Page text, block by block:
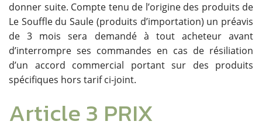
donner suite. Compte tenu de l’origine des produits de
Le Souffle du Saule (produits d’importation) un préavis
de 3 mois sera demandé à tout acheteur avant
d’interrompre ses commandes en cas de résiliation
d’un accord commercial portant sur des produits
spécifiques hors tarif ci-joint.
Article 3 PRIX